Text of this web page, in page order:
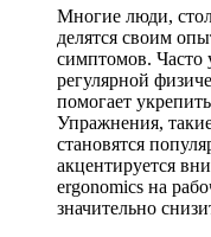
Многие люди,
делятся своим
симптомов. Часто
регулярной
помогает
Упражнения,
становятся
акцентируется
ergonomics на
значительно